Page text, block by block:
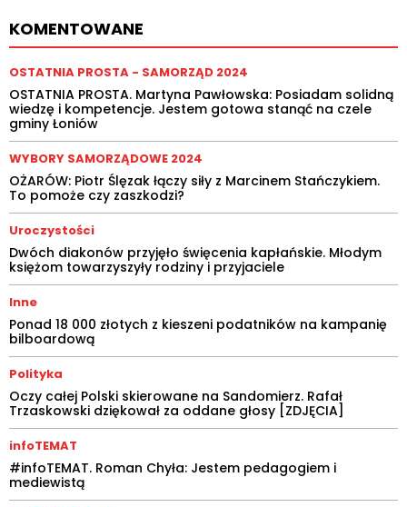
KOMENTOWANE
OSTATNIA PROSTA - SAMORZĄD 2024
OSTATNIA PROSTA. Martyna Pawłowska: Posiadam solidną
wiedzę i kompetencje. Jestem gotowa stanąć na czele
gminy Łoniów
WYBORY SAMORZĄDOWE 2024
OŻARÓW: Piotr Ślęzak łączy siły z Marcinem Stańczykiem.
To pomoże czy zaszkodzi?
Uroczystości
Dwóch diakonów przyjęło święcenia kapłańskie. Młodym
księżom towarzyszyły rodziny i przyjaciele
Inne
Ponad 18 000 złotych z kieszeni podatników na kampanię
bilboardową
Polityka
Oczy całej Polski skierowane na Sandomierz. Rafał
Trzaskowski dziękował za oddane głosy [ZDJĘCIA]
infoTEMAT
#infoTEMAT. Roman Chyła: Jestem pedagogiem i
mediewistą